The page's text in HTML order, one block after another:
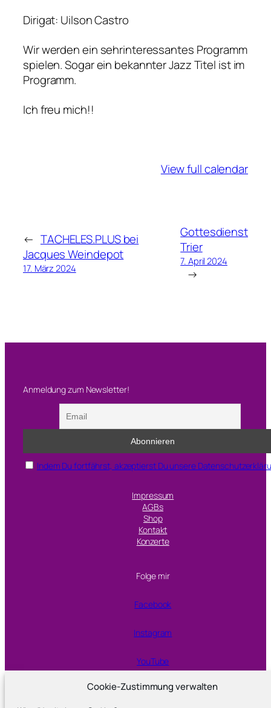
Cookie-Zustimmung verwalten
r
h
e
s
e
Dirigat: Uilson Castro
Wir werden ein sehrinteressantes Programm
spielen. Sogar ein bekannter Jazz Titel ist im
Programm.
Ich freu mich!!
View full calendar
← TACHELES.PLUS bei
Jacques Weindepot
17. März 2024
Gottesdienst
Trier
7. April 2024
→
Anmeldung zum Newsletter!
Indem Du fortfährst, akzeptierst Du unsere
Impressum
AGBs
Shop
Kontakt
Konzerte
Folge mir
Facebook
Instagram
YouTube